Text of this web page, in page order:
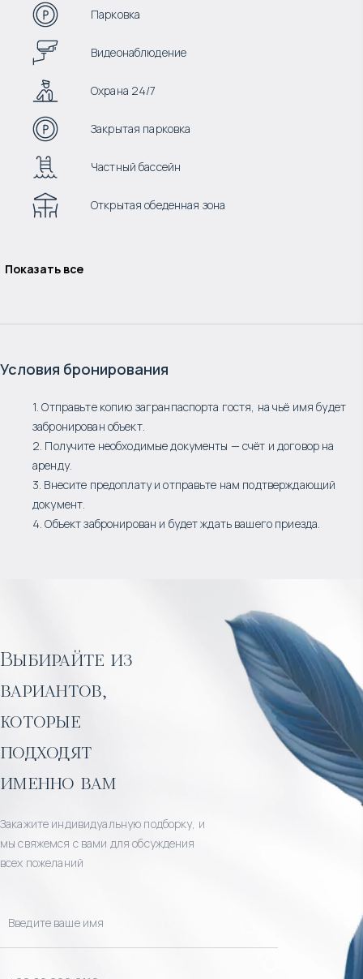
Парковка
Видеонаблюдение
Охрана 24/7
Закрытая парковка
Частный бассейн
Открытая обеденная зона
Показать все
Условия бронирования
1. Отправьте копию загранпаспорта гостя, на чьё имя будет
забронирован объект.
2. Получите необходимые документы — счёт и договор на
аренду.
3. Внесите предоплату и отправьте нам подтверждающий
документ.
4. Объект забронирован и будет ждать вашего приезда.
Выбирайте из
вариантов,
которые
подходят
именно вам
Закажите индивидуальную подборку, и
мы свяжемся с вами для обсуждения
всех пожеланий